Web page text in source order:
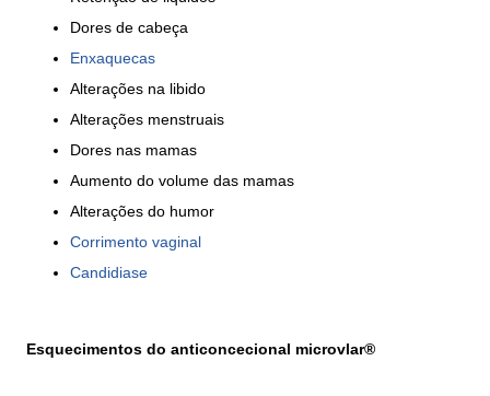
Dores de cabeça
Enxaquecas
Alterações na libido
Alterações menstruais
Dores nas mamas
Aumento do volume das mamas
Alterações do humor
Corrimento vaginal
Candidiase
Esquecimentos do anticoncecional microvlar®